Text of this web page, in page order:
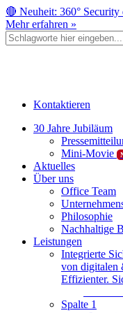
Skip
to
main
content
🔴 Neuheit: 360° Security
Mehr erfahren »
Kontaktieren
Menu
30 Jahre Jubiläum
Mini-Movie
Aktuelles
Über uns
Office Team
Philosophie
Nachhaltige
Leistungen
Integrierte
von digitalen
Effizienter.
Spalte 1